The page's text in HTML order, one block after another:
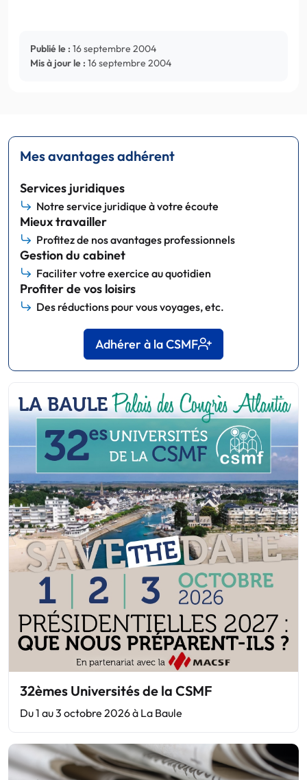
Publié le : 16 septembre 2004
Mis à jour le : 16 septembre 2004
Mes avantages adhérent
Services juridiques
Notre service juridique à votre écoute
Mieux travailler
Profitez de nos avantages professionnels
Gestion du cabinet
Faciliter votre exercice au quotidien
Profiter de vos loisirs
Des réductions pour vous voyages, etc.
Adhérer à la CSMF
32èmes Universités de la CSMF
Du 1 au 3 octobre 2026 à La Baule